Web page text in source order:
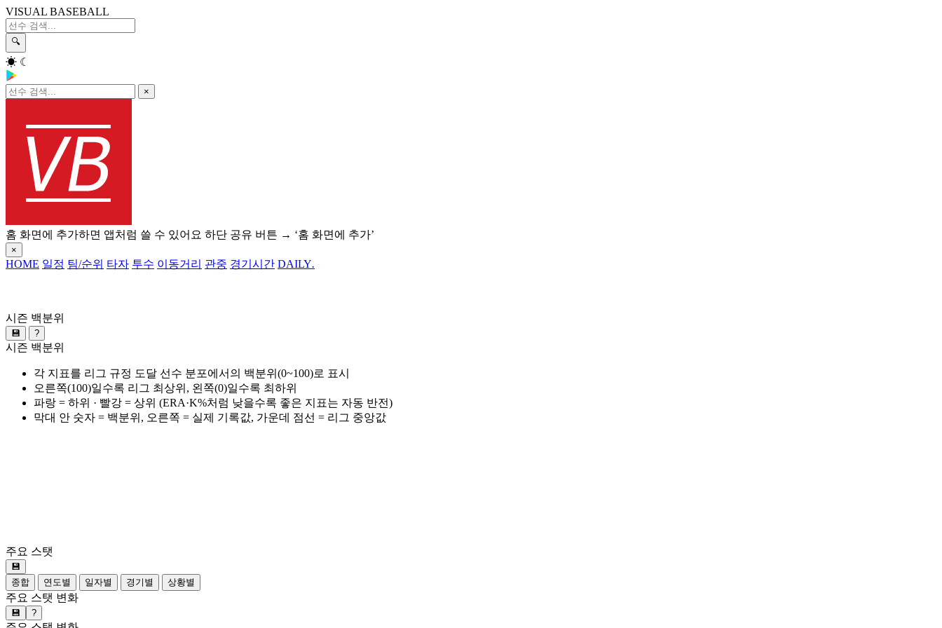
VISUAL BASEBALL
🔍
☀ ☾
×
홈 화면에 추가하면 앱처럼 쓸 수 있어요 하단 공유 버튼 → ‘홈 화면에 추가’
×
HOME 일정 팀/순위 타자 투수 이동거리 관중 경기시간 DAILY.
시즌 백분위
💾 ?
시즌 백분위
각 지표를 리그 규정 도달 선수 분포에서의 백분위(0~100)로 표시
오른쪽(100)일수록 리그 최상위, 왼쪽(0)일수록 최하위
파랑 = 하위 · 빨강 = 상위 (ERA·K%처럼 낮을수록 좋은 지표는 자동 반전)
막대 안 숫자 = 백분위, 오른쪽 = 실제 기록값, 가운데 점선 = 리그 중앙값
주요 스탯
💾
종합
연도별 일자별 경기별 상황별
주요 스탯 변화
💾 ?